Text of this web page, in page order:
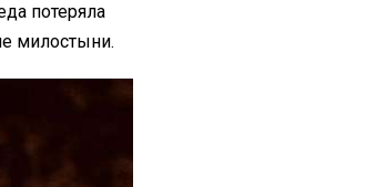
потеряла
милостыни.